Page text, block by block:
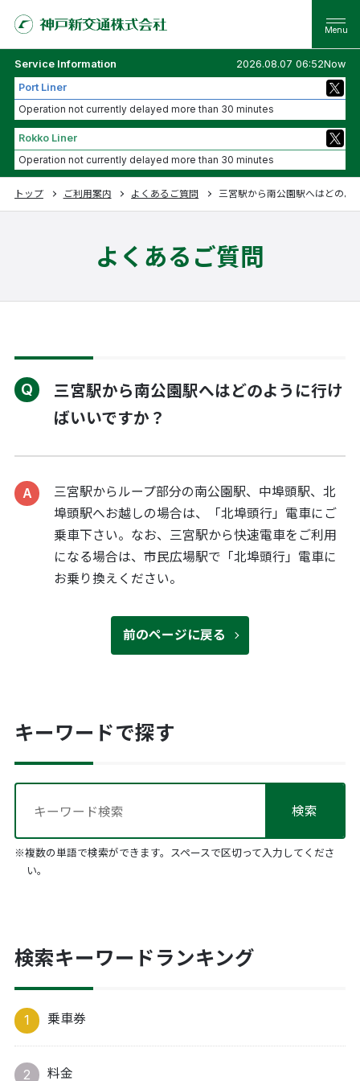
Service Information
2026.08.07 06:52Now
Port Liner
Operation not currently delayed more than 30 minutes
Rokko Liner
Operation not currently delayed more than 30 minutes
トップ ご利用案内 よくあるご質問 三宮駅から南公園駅へはどのよ
よくあるご質問
三宮駅から南公園駅へはどのように行け
ばいいですか？
三宮駅からループ部分の南公園駅、中埠頭駅、北
埠頭駅へお越しの場合は、「北埠頭行」電車にご
乗車下さい。なお、三宮駅から快速電車をご利用
になる場合は、市民広場駅で「北埠頭行」電車に
お乗り換えください。
前のページに戻る
キーワードで探す
※複数の単語で検索ができます。スペースで区切って入力してくださ
い。
検索キーワードランキング
乗車券
料金